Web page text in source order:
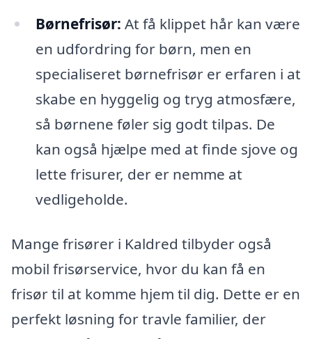
Børnefrisør: At få klippet hår kan være
en udfordring for børn, men en
specialiseret børnefrisør er erfaren i at
skabe en hyggelig og tryg atmosfære,
så børnene føler sig godt tilpas. De
kan også hjælpe med at finde sjove og
lette frisurer, der er nemme at
vedligeholde.
Mange frisører i Kaldred tilbyder også
mobil frisørservice, hvor du kan få en
frisør til at komme hjem til dig. Dette er en
perfekt løsning for travle familier, der